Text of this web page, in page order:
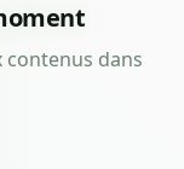
contenus dans